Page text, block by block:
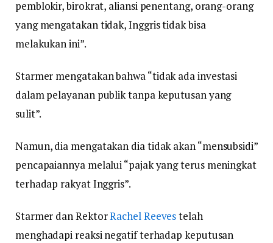
pemblokir, birokrat, aliansi penentang, orang-orang
yang mengatakan tidak, Inggris tidak bisa
melakukan ini”.
Starmer mengatakan bahwa “tidak ada investasi
dalam pelayanan publik tanpa keputusan yang
sulit”.
Namun, dia mengatakan dia tidak akan “mensubsidi”
pencapaiannya melalui “pajak yang terus meningkat
terhadap rakyat Inggris”.
Starmer dan RektorRachel Reevestelah
menghadapi reaksi negatif terhadap keputusan